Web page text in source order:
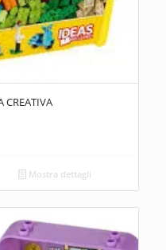
CREATIVA
Mostra dettagli